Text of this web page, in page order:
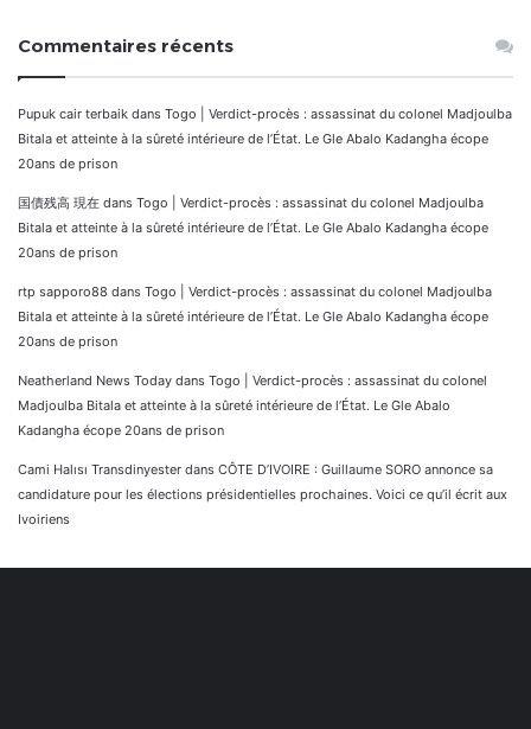
Commentaires récents
Pupuk cair terbaik dans Togo | Verdict-procès : assassinat du colonel Madjoulba
Bitala et atteinte à la sûreté intérieure de l’État. Le Gle Abalo Kadangha écope
20ans de prison
国債残高 現在 dans Togo | Verdict-procès : assassinat du colonel Madjoulba
Bitala et atteinte à la sûreté intérieure de l’État. Le Gle Abalo Kadangha écope
20ans de prison
rtp sapporo88 dans Togo | Verdict-procès : assassinat du colonel Madjoulba
Bitala et atteinte à la sûreté intérieure de l’État. Le Gle Abalo Kadangha écope
20ans de prison
Neatherland News Today dans Togo | Verdict-procès : assassinat du colonel
Madjoulba Bitala et atteinte à la sûreté intérieure de l’État. Le Gle Abalo
Kadangha écope 20ans de prison
Cami Halısı Transdinyester dans CÔTE D’IVOIRE : Guillaume SORO annonce sa
candidature pour les élections présidentielles prochaines. Voici ce qu’il écrit aux
Ivoiriens